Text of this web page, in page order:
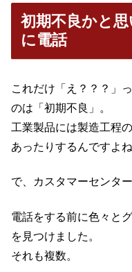
初期不良かと
に電話
これだけ「え？？？」
のは「初期不良」。
工業製品には製造工程
あったりするんですよね
で、カスタマーセンター
電話をする前に色々と
を見つけました。
それも複数。